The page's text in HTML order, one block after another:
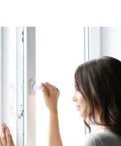
Haustypen
Homestory